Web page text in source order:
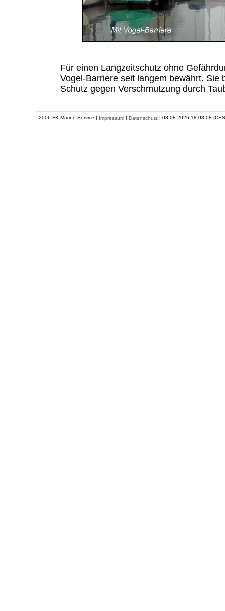
Für einen Langzeitschutz ohne
Vogel-Barriere seit langem bewährt. Sie
Schutz gegen Verschmutzung durch
2006 FK-Marine Service | Impressum | Datenschutz | 08.08.2026 18:08:08